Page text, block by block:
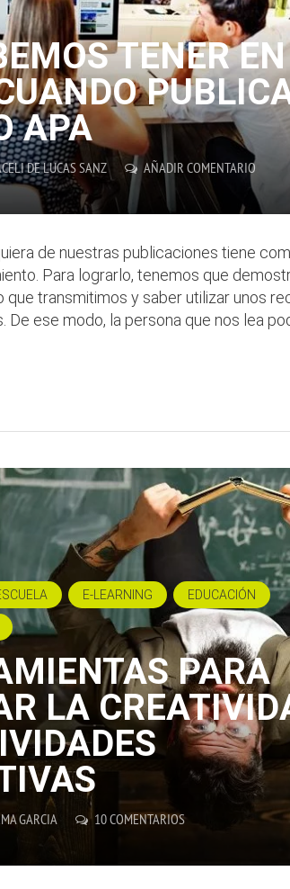
TENER EN
APA
DE LUCAS SANZ AÑADIR COMENTARIO
de nuestras publicaciones tiene
Para lograrlo, tenemos que
que transmitimos y saber utilizar unos
ese modo, la persona que nos lea
E-LEARNING EDUCACIÓN
PARA
LA
GARCIA 10 COMENTARIOS